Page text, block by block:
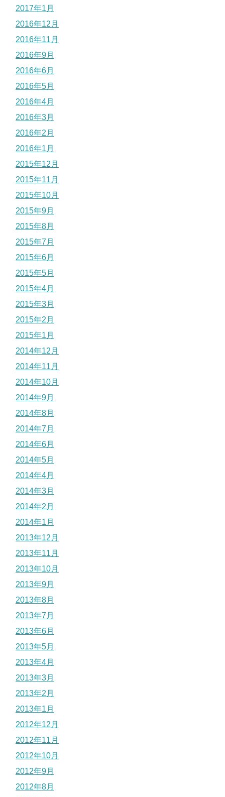
2017年1月
2016年12月
2016年11月
2016年9月
2016年6月
2016年5月
2016年4月
2016年3月
2016年2月
2016年1月
2015年12月
2015年11月
2015年10月
2015年9月
2015年8月
2015年7月
2015年6月
2015年5月
2015年4月
2015年3月
2015年2月
2015年1月
2014年12月
2014年11月
2014年10月
2014年9月
2014年8月
2014年7月
2014年6月
2014年5月
2014年4月
2014年3月
2014年2月
2014年1月
2013年12月
2013年11月
2013年10月
2013年9月
2013年8月
2013年7月
2013年6月
2013年5月
2013年4月
2013年3月
2013年2月
2013年1月
2012年12月
2012年11月
2012年10月
2012年9月
2012年8月